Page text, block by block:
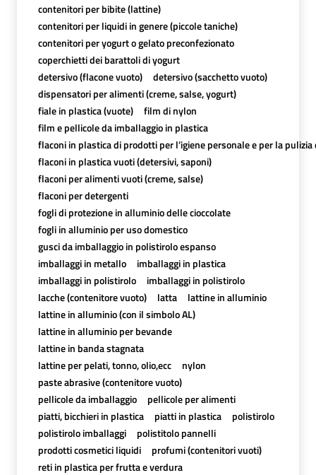
contenitori per bibite (lattine)
contenitori per liquidi in genere (piccole taniche)
contenitori per yogurt o gelato preconfezionato
coperchietti dei barattoli di yogurt
detersivo (flacone vuoto)
detersivo (sacchetto vuoto)
dispensatori per alimenti (creme, salse, yogurt)
fiale in plastica (vuote)
film di nylon
film e pellicole da imballaggio in plastica
flaconi in plastica di prodotti per l’igiene personale e per la pulizia
flaconi in plastica vuoti (detersivi, saponi)
flaconi per alimenti vuoti (creme, salse)
flaconi per detergenti
fogli di protezione in alluminio delle cioccolate
fogli in alluminio per uso domestico
gusci da imballaggio in polistirolo espanso
imballaggi in metallo
imballaggi in plastica
imballaggi in polistirolo
imballaggi in polistirolo
lacche (contenitore vuoto)
latta
lattine in alluminio
lattine in alluminio (con il simbolo AL)
lattine in alluminio per bevande
lattine in banda stagnata
lattine per pelati, tonno, olio,ecc
nylon
paste abrasive (contenitore vuoto)
pellicole da imballaggio
pellicole per alimenti
piatti, bicchieri in plastica
piatti in plastica
polistirolo
polistirolo imballaggi
polistitolo pannelli
prodotti cosmetici liquidi
profumi (contenitori vuoti)
reti in plastica per frutta e verdura